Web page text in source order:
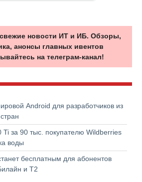
новости ИТ и ИБ. Обзоры,
анонсы главных ивентов
на телеграм-канал!
Android для разработчиков из
Ti за 90 тыс. покупателю Wildberries
воды
бесплатным для абонентов
и Т2